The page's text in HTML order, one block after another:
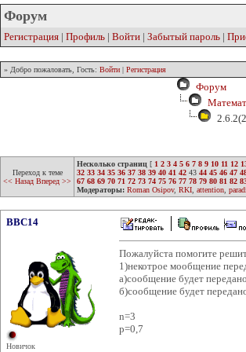
Форум
Регистрация | Профиль | Войти | Забытый пароль |
» Добро пожаловать, Гость: Войти | Регистрация
Форум
Переход к теме
<< Назад Вперед >>
Несколько страниц [ 1 2 3 4 5 6 7 8 9 10 11 12
32 33 34 35 36 37 38 39 40 41 42 43 44 45 46 47
67 68 69 70 71 72 73 74 75 76 77 78 79 80 81 82
Модераторы: Roman Osipov, RKI attention
BBC14
Новичок
Пожалуйста помогите
1)некотрое мообщение
а)сообщение будет
б)сообщение будет
n=3
p=0,7